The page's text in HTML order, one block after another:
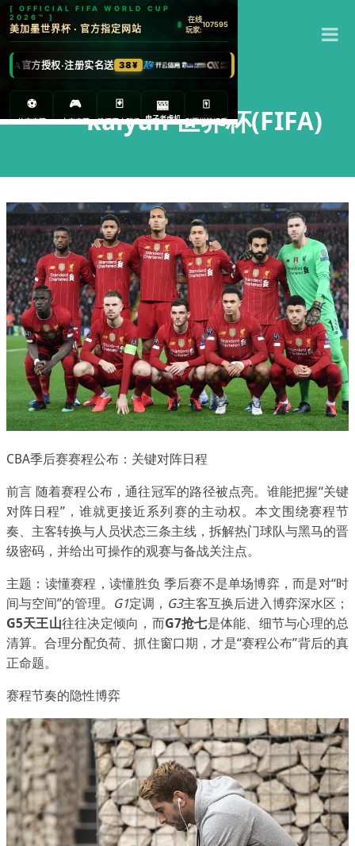
kaiyun 世界杯(FIFA)
CBA季后赛赛程公布：关键对阵日程
前言 随着赛程公布，通往冠军的路径被点亮。谁能把握“关键
对阵日程”，谁就更接近系列赛的主动权。本文围绕赛程节
奏、主客转换与人员状态三条主线，拆解热门球队与黑马的晋
级密码，并给出可操作的观赛与备战关注点。
主题：读懂赛程，读懂胜负 季后赛不是单场博弈，而是对“时
间与空间”的管理。 G1定调， G3主客互换后进入博弈深水区；
G5天王山往往决定倾向，而G7抢七是体能、细节与心理的总
清算。合理分配负荷、抓住窗口期，才是“赛程公布”背后的真
正命题。
赛程节奏的隐性博弈